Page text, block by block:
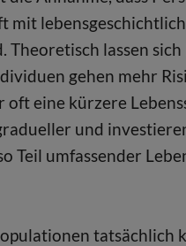
lassen
gehen mehr
eine kürzere
und
Teil umfassender
tatsächlich